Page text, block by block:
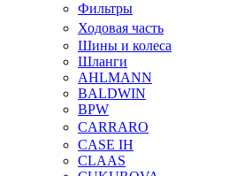
Фильтры
Ходовая часть
Шины и колеса
Шланги
AHLMANN
BALDWIN
BPW
CARRARO
CASE IH
CLAAS